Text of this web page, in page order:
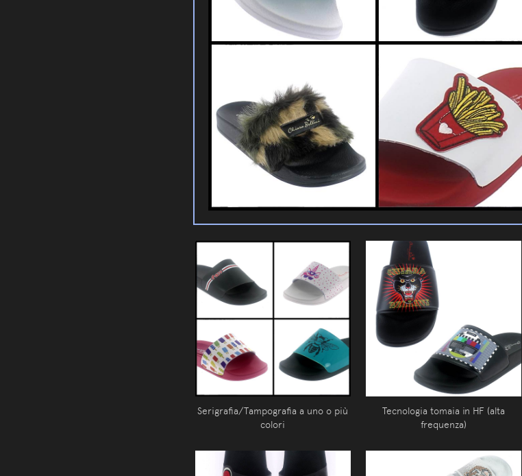
Serigrafia/Tampografia a uno o più
colori
Tecnologia tomaia in HF (alta
frequenza)